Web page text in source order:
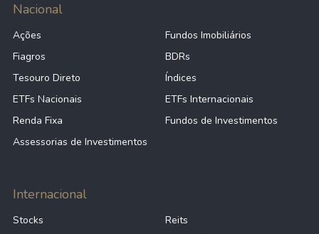
Nacional
Ações
Fundos Imobiliários
Fiagros
BDRs
Tesouro Direto
Índices
ETFs Nacionais
ETFs Internacionais
Renda Fixa
Fundos de Investimentos
Assessorias de Investimentos
Internacional
Stocks
Reits